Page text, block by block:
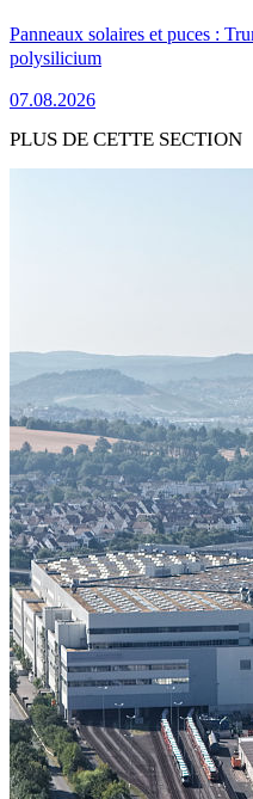
Panneaux solaires et puces :
polysilicium
07.08.2026
PLUS DE CETTE SECTION